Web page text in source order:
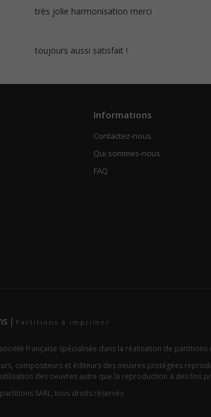
très jolie harmonisation merci
toujours aussi satisfait !
Informations
Contactez-nous
Qui sommes-nous
FAQ
| Partitions à imprimer
française spécialisée dans la réalisation de
compositeurs et éditeurs des oeuvres protégées
des oeuvres autre que la reproduction à des fins
SARL, tous droits réservés